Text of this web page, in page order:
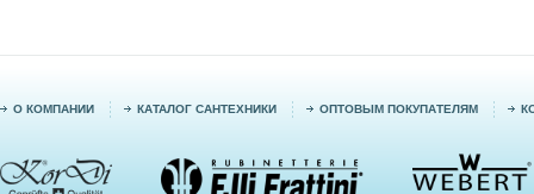
О КОМПАНИИ КАТАЛОГ САНТЕХНИКИ ОПТОВЫМ ПОКУПАТЕЛЯМ